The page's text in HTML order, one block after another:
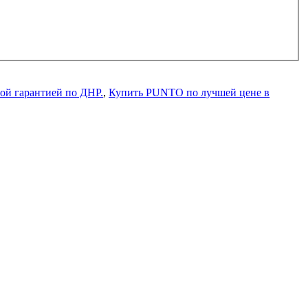
гарантией по ДНР., Купить PUNTO по лучшей цене в